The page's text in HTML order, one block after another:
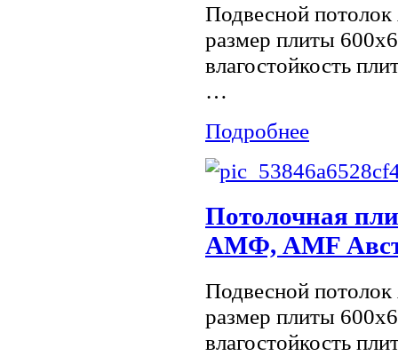
Подвесной
размер плиты
влагостойкость
…
Подробнее
Потолочная
АМФ, AMF
Подвесной
размер плиты
влагостойкость